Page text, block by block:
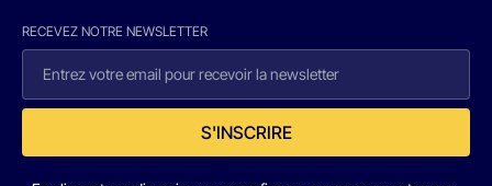
RECEVEZ NOTRE NEWSLETTER
S'INSCRIRE